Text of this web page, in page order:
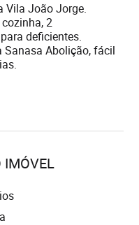
Vila João Jorge.
2
deficientes.
Sanasa Abolição, fácil
IMÓVEL